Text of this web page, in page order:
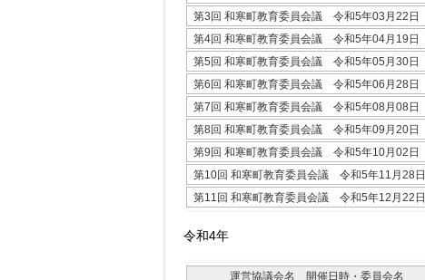
第3回 和寒町教育委員会議 令和5年03月22日
第4回 和寒町教育委員会議 令和5年04月19日
第5回 和寒町教育委員会議 令和5年05月30日
第6回 和寒町教育委員会議 令和5年06月28日
第7回 和寒町教育委員会議 令和5年08月08日
第8回 和寒町教育委員会議 令和5年09月20日
第9回 和寒町教育委員会議 令和5年10月02日
第10回 和寒町教育委員会議 令和5年11月28日
第11回 和寒町教育委員会議 令和5年12月22日
令和4年
運営協議会名 開催日時・委員会名